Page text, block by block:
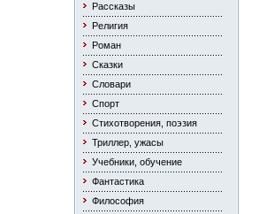
Рассказы
Религия
Роман
Сказки
Словари
Спорт
Стихотворения, поэзия
Триллер, ужасы
Учебники, обучение
Фантастика
Философия